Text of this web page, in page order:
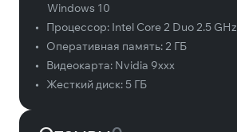
Windows 10
•
Процессор: Intel Core 2 Duo 2.5 GHz
•
Оперативная память:2 ГБ
•
Видеокарта: Nvidia 9xxx
•
Жесткий диск: 5 ГБ